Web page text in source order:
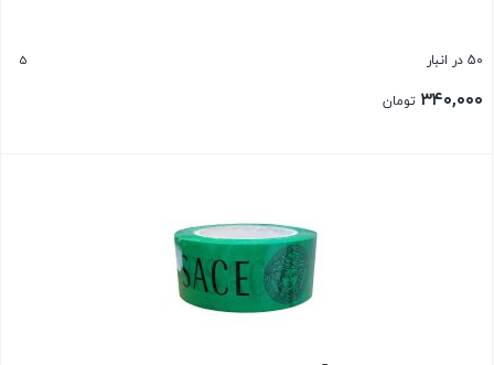
50 در انبار 5
۳۴۰,۰۰۰ تومان